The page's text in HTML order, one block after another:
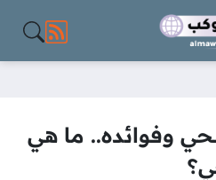
مواقع
وفوائده.. ما هي